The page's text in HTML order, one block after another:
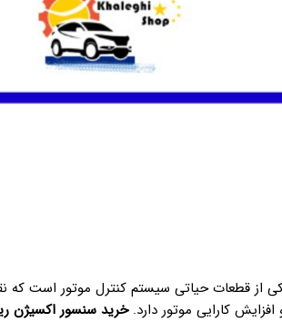
از قطعات حیاتی سیستم کنترل موتور است
کارایی موتور دارد.خرید سنسور اکسیژن